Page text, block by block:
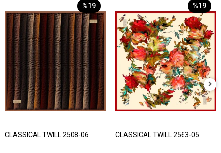
%19
CLASSICAL TWILL 2508-06
%19
CLASSICAL TWILL 2563-05